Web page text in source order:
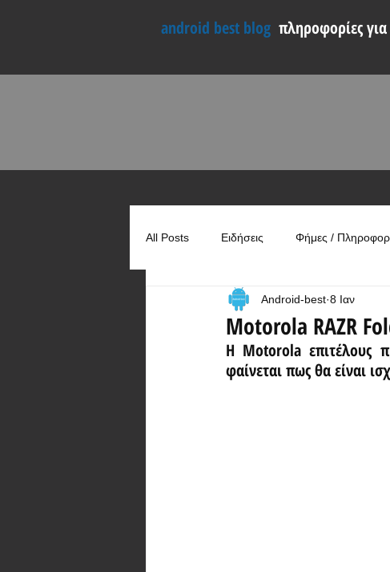
android best blog πληροφορίες
All Posts Ειδήσεις Φήμες /
Συγκρίσεις Χρήσιμα
Motorola RAZR
Android-best 8 Ιαν
Η Motorola επιτέλους
φαίνεται πως θα είναι